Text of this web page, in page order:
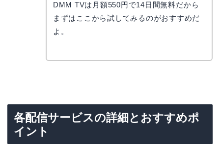
DMM TVは月額550円で14日間無料だから
まずはここから試してみるのがおすすめだ
よ。
各配信サービスの詳細とおすすめポ
イント